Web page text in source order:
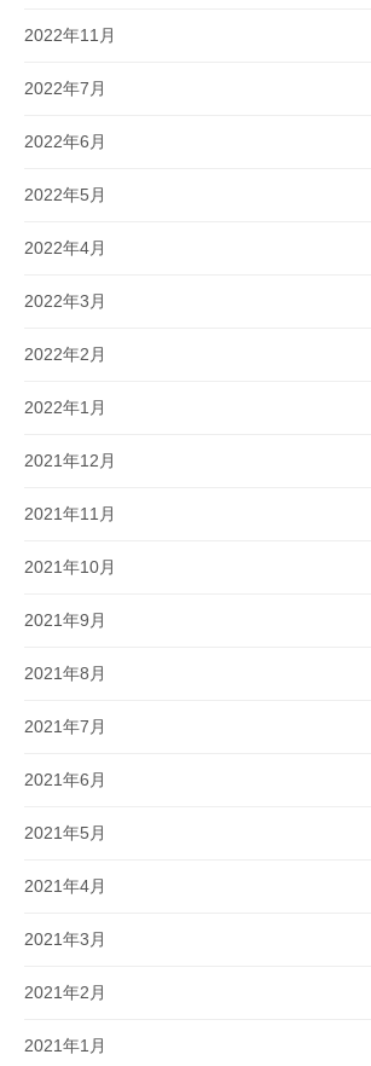
2022年11月
2022年7月
2022年6月
2022年5月
2022年4月
2022年3月
2022年2月
2022年1月
2021年12月
2021年11月
2021年10月
2021年9月
2021年8月
2021年7月
2021年6月
2021年5月
2021年4月
2021年3月
2021年2月
2021年1月